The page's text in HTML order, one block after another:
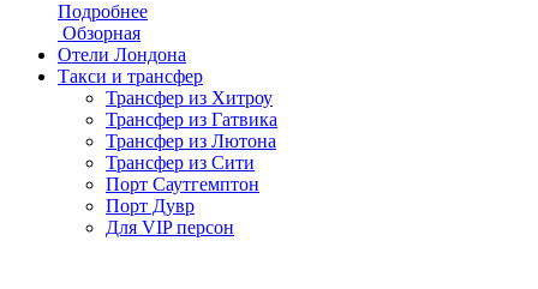
Подробнее
Обзорная
Отели Лондона
Такси и трансфер
Трансфер из Хитроу
Трансфер из Гатвика
Трансфер из Лютона
Трансфер из Сити
Порт Саутгемптон
Порт Дувр
Для VIP персон